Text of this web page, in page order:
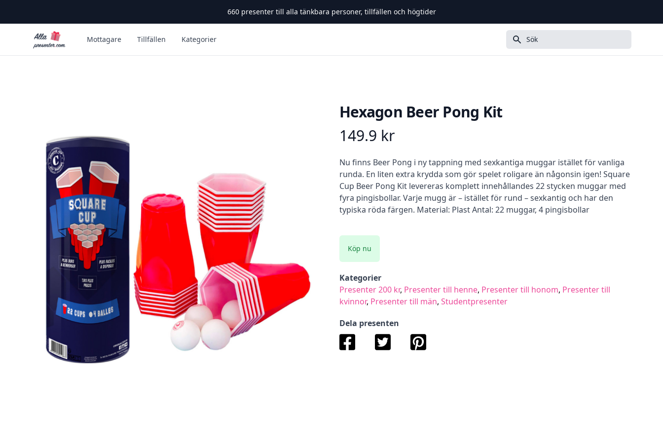
660presenter till alla tänkbara personer, tillfällen och högtider
Alla Presenter Mottagare Tillfällen Kategorier Sök
Hexagon Beer Pong Kit
Product information
149.9 kr
Beskrivning
Nu finns Beer Pong i ny tappning med sexkantiga muggar istället för vanliga
runda. En liten extra krydda som gör spelet roligare än någonsin igen! Square
Cup Beer Pong Kit levereras komplett innehållandes 22 stycken muggar med
fyra pingisbollar. Varje mugg är – istället för rund – sexkantig och har den
typiska röda färgen. Material: Plast Antal: 22 muggar, 4 pingisbollar
Köp nu
Kategorier
Presenter 200 kr, Presenter till henne, Presenter till honom, Presenter till
kvinnor, Presenter till män, Studentpresenter
Dela presenten